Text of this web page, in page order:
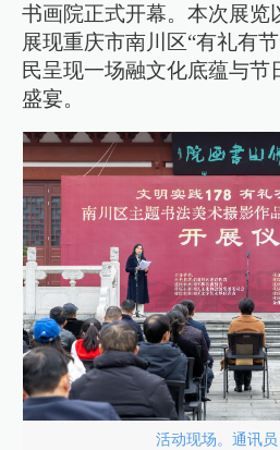
书画院正式开幕。本次展览
展现重庆市南川区“有礼有
民呈现一场融文化底蕴与节
盛宴。
活动现场。通讯